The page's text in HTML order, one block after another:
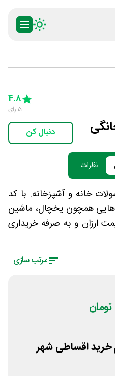
4 Stars
5 Stars
4.8
5 رای
دنبال کن
نظرات
خانه و آشپزخانه. با کد
همچون یخچال، ماشین
ارزان و به صرفه خریداری
مرتب سازی
وام خرید اقساطی شهر